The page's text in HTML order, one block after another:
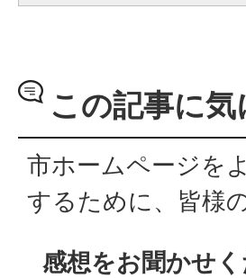
この記事に
市ホームページを
するために、皆様
感想をお聞かせ